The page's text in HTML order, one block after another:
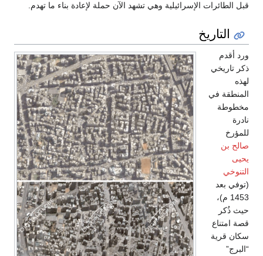
قبل الطائرات الإسرائيلية وهي تشهد الآن حملة لإعادة بناء ما تهدم.
التاريخ
ورد أقدم
ذكر تاريخي
لهذه
المنطقة في
مخطوطة
نادرة
للمؤرخ
صالح بن
يحيى
التنوخي
(توفي بعد
1453 م)،
حيث ذُكر
قصة امتناع
سكان قرية
“البرج”